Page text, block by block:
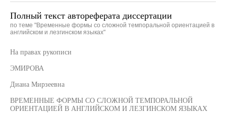
Полный текст автореферата диссертации
по теме "Временные формы со сложной темпоральной ориентацией в
английском и лезгинском языках"
На правах рукописи
ЭМИРОВА
Диана Мирзеевна
ВРЕМЕННЫЕ ФОРМЫ СО СЛОЖНОЙ ТЕМПОРАЛЬНОЙ
ОРИЕНТАЦИЕЙ В АНГЛИЙСКОМ И ЛЕЗГИНСКОМ ЯЗЫКАХ